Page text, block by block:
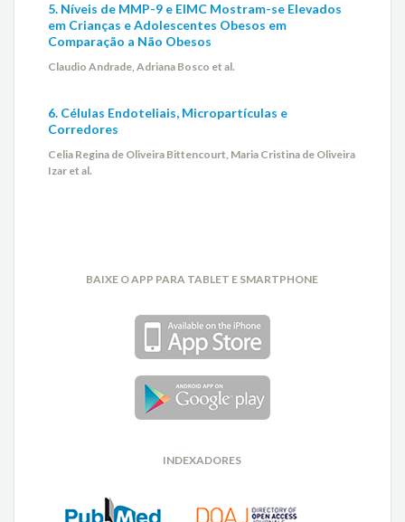
5. Níveis de MMP-9 e EIMC Mostram-se Elevados
em Crianças e Adolescentes Obesos em
Comparação a Não Obesos
Claudio Andrade, Adriana Bosco et al.
6. Células Endoteliais, Micropartículas e
Corredores
Celia Regina de Oliveira Bittencourt, Maria Cristina de Oliveira
Izar et al.
BAIXE O APP PARA TABLET E SMARTPHONE
INDEXADORES